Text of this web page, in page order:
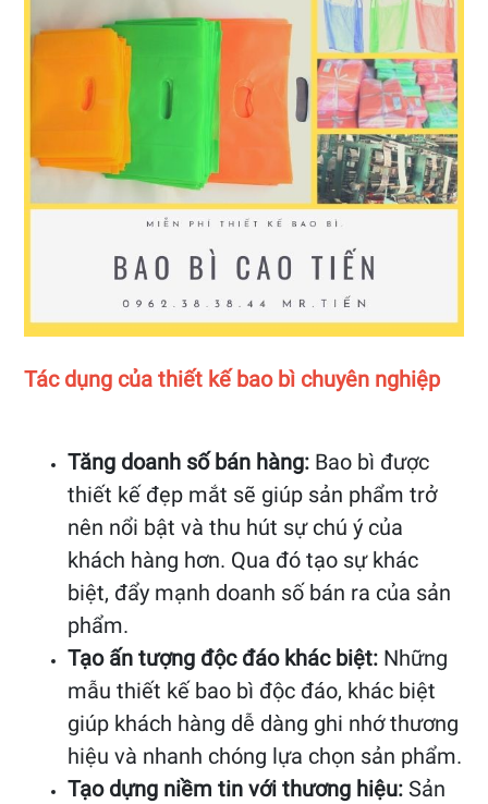
Tác dụng của thiết kế bao bì chuyên nghiệp
Tăng doanh số bán hàng: Bao bì được
thiết kế đẹp mắt sẽ giúp sản phẩm trở
nên nổi bật và thu hút sự chú ý của
khách hàng hơn. Qua đó tạo sự khác
biệt, đẩy mạnh doanh số bán ra của sản
phẩm.
Tạo ấn tượng độc đáo khác biệt: Những
mẫu thiết kế bao bì độc đáo, khác biệt
giúp khách hàng dễ dàng ghi nhớ thương
hiệu và nhanh chóng lựa chọn sản phẩm.
Tạo dựng niềm tin với thương hiệu: Sản